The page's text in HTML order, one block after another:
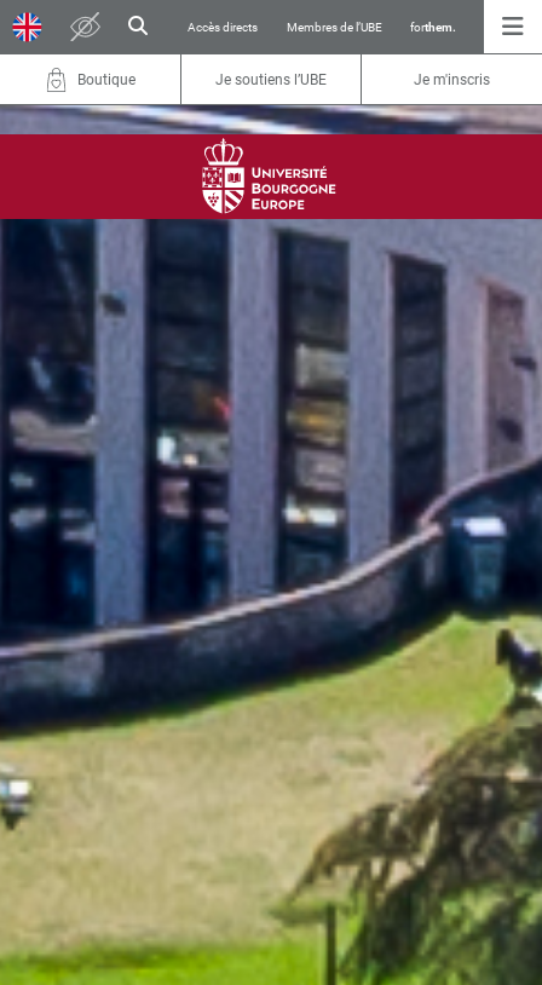
Accès directs Membres de l’UBE forthem.
Boutique Je soutiens l’UBE Je m'inscris